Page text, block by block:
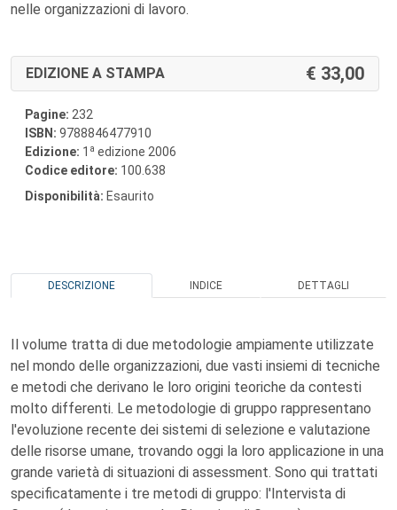
nelle organizzazioni di lavoro.
EDIZIONE A STAMPA 33,00
Pagine: 232
ISBN: 9788846477910
Edizione: 1 a edizione 2006
Codice editore: 100.638
Disponibilità: Esaurito
DESCRIZIONE INDICE DETTAGLI
Il volume tratta di due metodologie ampiamente utilizzate
nel mondo delle organizzazioni, due vasti insiemi di tecniche
e metodi che derivano le loro origini teoriche da contesti
molto differenti. Le metodologie di gruppo rappresentano
l'evoluzione recente dei sistemi di selezione e valutazione
delle risorse umane, trovando oggi la loro applicazione in una
grande varietà di situazioni di assessment. Sono qui trattati
specificatamente i tre metodi di gruppo: l'Intervista di